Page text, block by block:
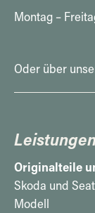
Montag –
Oder über
Originalteile
Skoda und
Modell